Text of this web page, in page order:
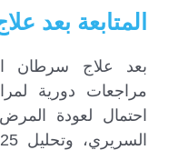
المتابعة بعد
بعد علاج سرطان
مراجعات دورية
احتمال لعودة